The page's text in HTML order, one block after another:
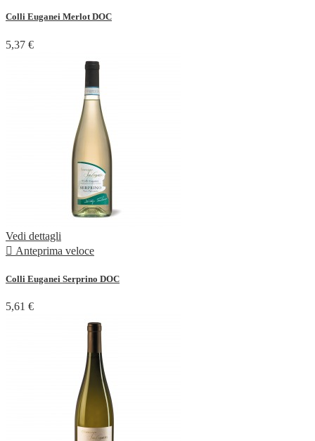
Colli Euganei Merlot DOC
5,37 €
Vedi dettagli
 Anteprima veloce
Colli Euganei Serprino DOC
5,61 €